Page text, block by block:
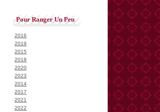
Pour Ranger Un Peu
2016
2019
2015
2018
2020
2023
2014
2017
2021
2022